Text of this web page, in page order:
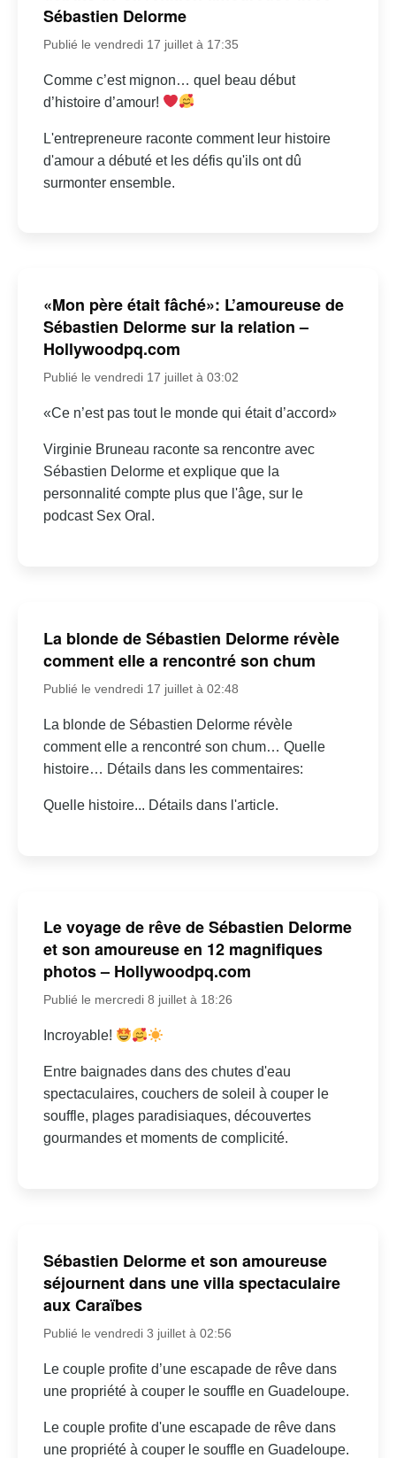
Sébastien Delorme
Publié le vendredi 17 juillet à 17:35
Comme c’est mignon… quel beau début
d’histoire d’amour!
L'entrepreneure raconte comment leur histoire
d'amour a débuté et les défis qu'ils ont dû
surmonter ensemble.
«Mon père était fâché»: L’amoureuse de
Sébastien Delorme sur la relation –
Hollywoodpq.com
Publié le vendredi 17 juillet à 03:02
«Ce n’est pas tout le monde qui était d’accord»
Virginie Bruneau raconte sa rencontre avec
Sébastien Delorme et explique que la
personnalité compte plus que l'âge, sur le
podcast Sex Oral.
La blonde de Sébastien Delorme révèle
comment elle a rencontré son chum
Publié le vendredi 17 juillet à 02:48
La blonde de Sébastien Delorme révèle
comment elle a rencontré son chum… Quelle
histoire… Détails dans les commentaires:
Quelle histoire... Détails dans l'article.
Le voyage de rêve de Sébastien Delorme
et son amoureuse en 12 magnifiques
photos – Hollywoodpq.com
Publié le mercredi 8 juillet à 18:26
Incroyable!
Entre baignades dans des chutes d'eau
spectaculaires, couchers de soleil à couper le
souffle, plages paradisiaques, découvertes
gourmandes et moments de complicité.
Sébastien Delorme et son amoureuse
séjournent dans une villa spectaculaire
aux Caraïbes
Publié le vendredi 3 juillet à 02:56
Le couple profite d’une escapade de rêve dans
une propriété à couper le souffle en Guadeloupe.
Le couple profite d'une escapade de rêve dans
une propriété à couper le souffle en Guadeloupe.